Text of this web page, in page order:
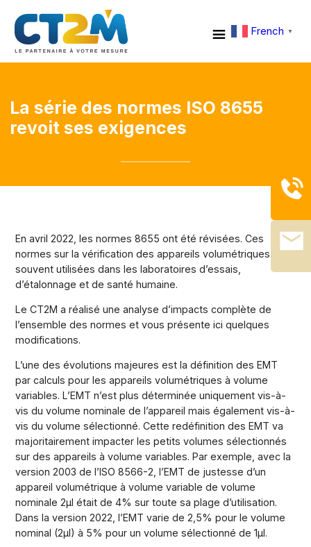
French ▼
La série des normes ISO 8655
revoit ses exigences
En avril 2022, les normes 8655 ont été révisées. Ces
normes sur la vérification des appareils volumétriques sont
souvent utilisées dans les laboratoires d’essais,
d’étalonnage et de santé humaine.
Le CT2M a réalisé une analyse d’impacts complète de
l’ensemble des normes et vous présente ici quelques
modifications.
L’une des évolutions majeures est la définition des EMT
par calculs pour les appareils volumétriques à volume
variables. L’EMT n’est plus déterminée uniquement vis-à-
vis du volume nominale de l’appareil mais également vis-à-
vis du volume sélectionné. Cette redéfinition des EMT va
majoritairement impacter les petits volumes sélectionnés
sur des appareils à volume variables. Par exemple, avec la
version 2003 de l’ISO 8566-2, l’EMT de justesse d’un
appareil volumétrique à volume variable de volume
nominale 2µl était de 4% sur toute sa plage d’utilisation.
Dans la version 2022, l’EMT varie de 2,5% pour le volume
nominal (2µl) à 5% pour un volume sélectionné de 1µl.